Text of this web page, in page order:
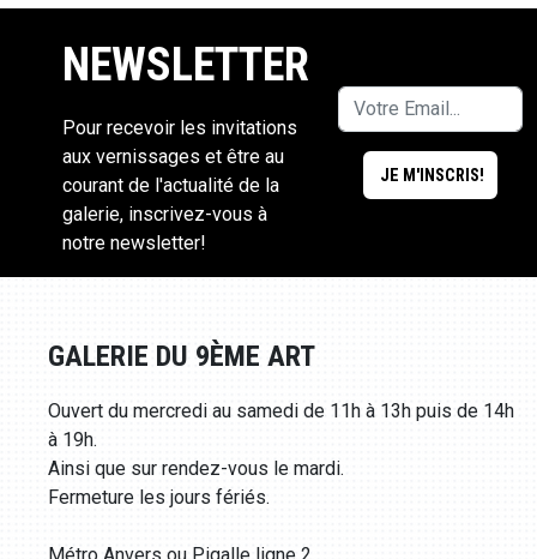
NEWSLETTER
Pour recevoir les invitations
aux vernissages et être au
courant de l'actualité de la
galerie, inscrivez-vous à
notre newsletter!
GALERIE DU 9ÈME ART
Ouvert du mercredi au samedi de 11h à 13h puis de 14h
à 19h.
Ainsi que sur rendez-vous le mardi.
Fermeture les jours fériés.